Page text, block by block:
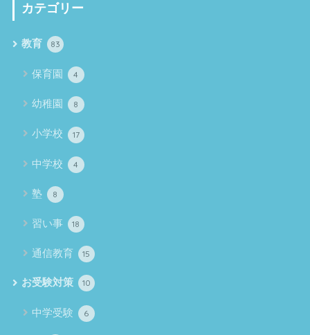
カテゴリー
教育 83
保育園 4
幼稚園 8
小学校 17
中学校 4
塾 8
習い事 18
通信教育 15
お受験対策 10
中学受験 6